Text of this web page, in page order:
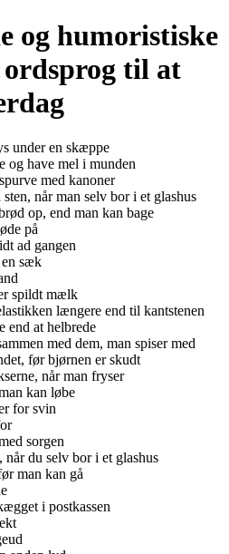
og humoristiske
til at
under en skæppe
og have mel i munden
med kanoner
når man selv bor i et glashus
op, end man kan bage
på
ad gangen
sæk
spildt mælk
længere end til kantstenen
end at helbrede
med dem, man spiser med
før bjørnen er skudt
når man fryser
kan løbe
for svin
sorgen
når du selv bor i et glashus
man kan gå
i postkassen